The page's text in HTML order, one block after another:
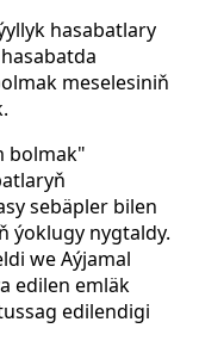
hasabatlary
meselesiniň
bolmak"
sebäpler bilen
ýoklugy nygtaldy.
we Aýjamal
edilen emläk
edilendigi